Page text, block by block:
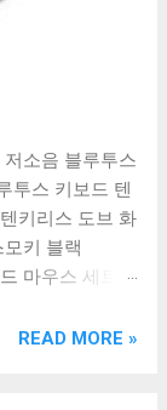
소음 블루투스
투스 키보드 텐
키리스 도브 화
키 블랙
마우스 세트
스 키보드
READ MORE »